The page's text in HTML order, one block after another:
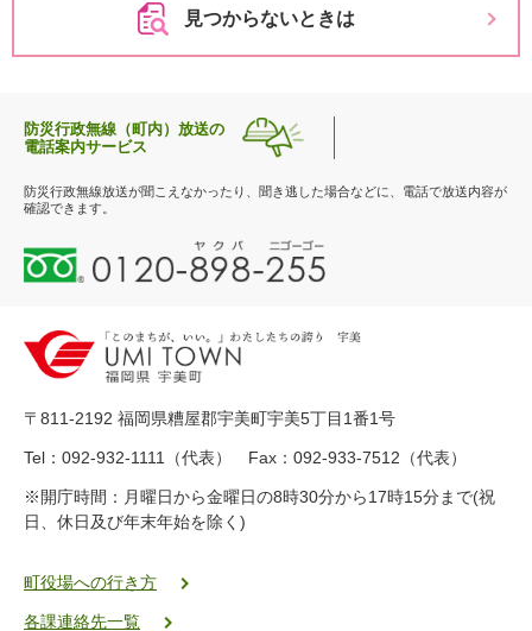
見つからないときは
防災行政無線（町内）放送の
電話案内サービス
防災行政無線放送が聞こえなかったり、聞き逃した場合などに、電話で放送内容が
確認できます。
0
1
-
8
-
5
5
ク
二
〒811-2192 福岡県糟屋郡宇美町宇美5丁目1番1号
Tel：092-932-1111（代表） Fax：092-933-7512（代表）
※開庁時間：月曜日から金曜日の8時30分から17時15分まで(祝
日、休日及び年末年始を除く)
町役場への行き方
各課連絡先一覧